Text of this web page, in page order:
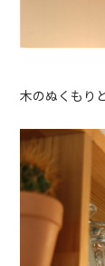
木のぬくもり